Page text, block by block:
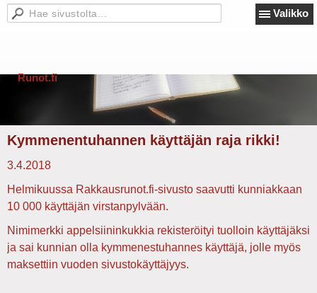
Valikko
Runot.fi
Kymmenentuhannen käyttäjän raja rikki!
3.4.2018
Helmikuussa Rakkausrunot.fi-sivusto saavutti kunniakkaan
10 000 käyttäjän virstanpylvään.
Nimimerkki appelsiininkukkia rekisteröityi tuolloin käyttäjäksi
ja sai kunnian olla kymmenestuhannes käyttäjä, jolle myös
maksettiin vuoden sivustokäyttäjyys.